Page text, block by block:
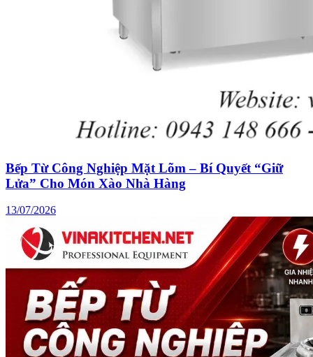
Bếp Từ Công Nghiệp Mặt Lõm – Bí Quyết “Giữ
Lửa” Cho Món Xào Nhà Hàng
13/07/2026